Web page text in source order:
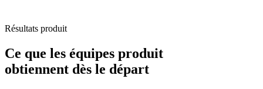
Résultats produit
Ce que les équipes produit
obtiennent dès le départ